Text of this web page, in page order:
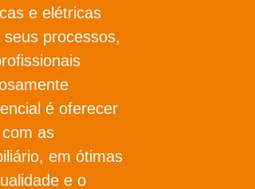
e elétricas
processos,
é oferecer
as
em ótimas
e o